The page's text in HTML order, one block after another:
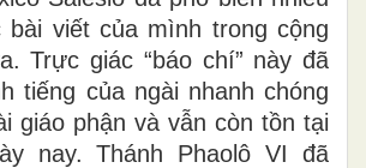
bài viết của mình trong cộng
Trực giác “báo chí” này đã
tiếng của ngài nhanh chóng
giáo phận và vẫn còn tồn tại
nay. Thánh Phaolô VI đã